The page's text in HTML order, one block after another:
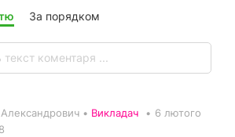
За порядком
• Викладач • 6 лютого